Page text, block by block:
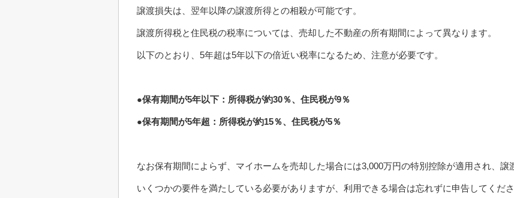
譲渡損失は、翌年以降の譲渡所得との相殺が可能です。
譲渡所得税と住民税の税率については、売却した不動産の所有期間によって異なります。
以下のとおり、5年超は5年以下の倍近い税率になるため、注意が必要です。
●保有期間が5年以下：所得税が約30％、住民税が9％
●保有期間が5年超：所得税が約15％、住民税が5％
なお保有期間によらず、マイホームを売却した場合には3,000万円の特別控除が適用され、譲
いくつかの要件を満たしている必要がありますが、利用できる場合は忘れずに申告してくださ